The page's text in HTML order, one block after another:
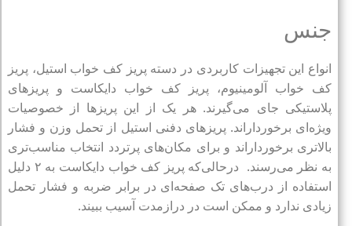
جنس
انواع این تجهیزات کاربردی در دسته پریز کف خواب استیل، پریز
کف خواب آلومینیوم، پریز کف خواب دایکاست و پریزهای
پلاستیکی جای می‌گیرند. هر یک از این پریزها از خصوصیات
ویژه‌ای برخورداراند. پریزهای دفنی استیل از تحمل وزن و فشار
بالاتری برخورداراند و برای مکان‌های پرتردد انتخاب مناسب‌تری
به نظر می‌رسند. درحالی‌که پریز کف خواب دایکاست به ۲ دلیل
استفاده از درب‌های تک صفحه‌ای در برابر ضربه و فشار تحمل
زیادی ندارد و ممکن است در درازمدت آسیب ببیند‌.